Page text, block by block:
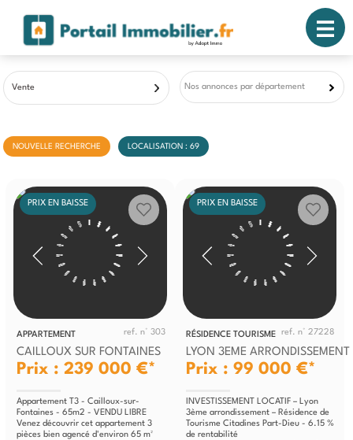
Vente Nos annonces par département
NOUVELLE RECHERCHE LOCALISATION : 69
PRIX EN BAISSE
APPARTEMENT ref. n° 303
CAILLOUX SUR FONTAINES
Prix : 239 000 €*
Appartement T3 - Cailloux-sur-
Fontaines - 65m2 - VENDU LIBRE
Venez découvrir cet appartement 3
pièces bien agencé d'environ 65 m²
PRIX EN BAISSE
RÉSIDENCE TOURISME ref. n° 27228
LYON 3EME ARRONDISSEMENT
Prix : 99 000 €*
INVESTISSEMENT LOCATIF – Lyon
3ème arrondissement – Résidence de
Tourisme Citadines Part-Dieu - 6.15 %
de rentabilité